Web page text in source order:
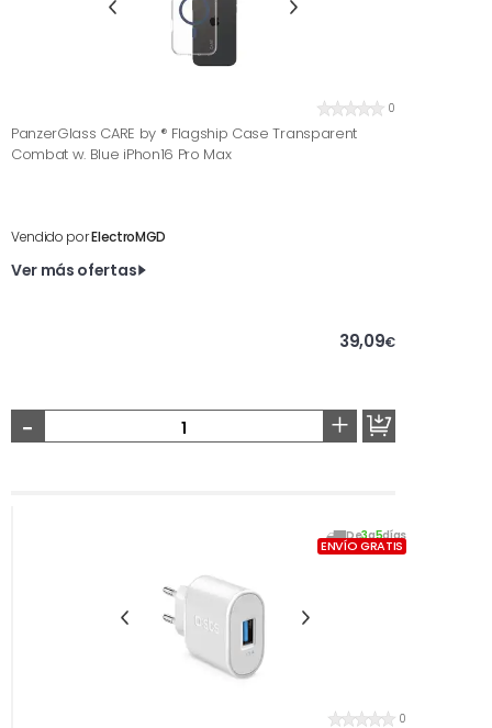
0
PanzerGlass CARE by ® Flagship Case Transparent
Combat w. Blue iPhon16 Pro Max
Vendido porElectroMGD
Ver más ofertas
39,09€
- +
De3a5días
ENVÍO GRATIS
0